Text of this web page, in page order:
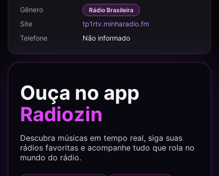
Gênero
Rádio Brasileira
Site
tp1rtv.minharadio.fm
Telefone
Não informado
Ouça no app
Radiozin
Descubra músicas em tempo real, siga suas
rádios favoritas e acompanhe tudo que rola no
mundo do rádio.